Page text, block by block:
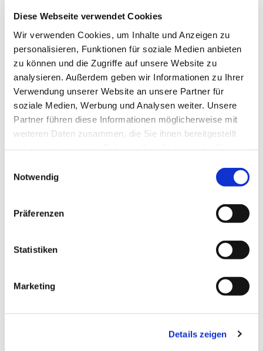
Diese Webseite verwendet Cookies
Wir verwenden Cookies, um Inhalte und Anzeigen zu
personalisieren, Funktionen für soziale Medien anbieten
zu können und die Zugriffe auf unsere Website zu
analysieren. Außerdem geben wir Informationen zu Ihrer
Verwendung unserer Website an unsere Partner für
soziale Medien, Werbung und Analysen weiter. Unsere
Partner führen diese Informationen möglicherweise mit
weiteren Daten zusammen, die Sie ihnen bereitgestellt
Notwendig
Präferenzen
Statistiken
Marketing
Details zeigen
Dies könnte Sie auch